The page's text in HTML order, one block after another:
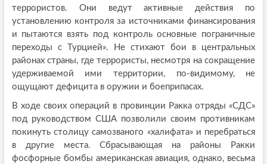
террористов. Они ведут активные действия по
установлению контроля за источниками финансирования
и пытаются взять под контроль основные пограничные
переходы с Турцией». Не стихают бои в центральных
районах страны, где террористы, несмотря на сокращение
удерживаемой ими территории, по-видимому, не
ощущают дефицита в оружии и боеприпасах.
В ходе своих операций в провинции Ракка отряды «СДС»
под руководством США позволили своим противникам
покинуть столицу самозваного «халифата» и перебраться
в другие места. Сбрасывающая на районы Ракки
фосфорные бомбы американская авиация, однако, весьма